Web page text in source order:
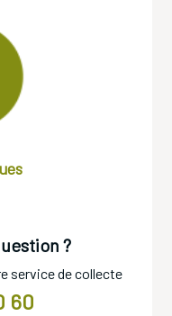
?
service de collecte
60